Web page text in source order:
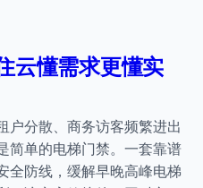
云懂需求更懂实
户分散、商务访客频繁进出
简单的电梯门禁。一套靠谱
全防线，缓解早晚高峰电梯